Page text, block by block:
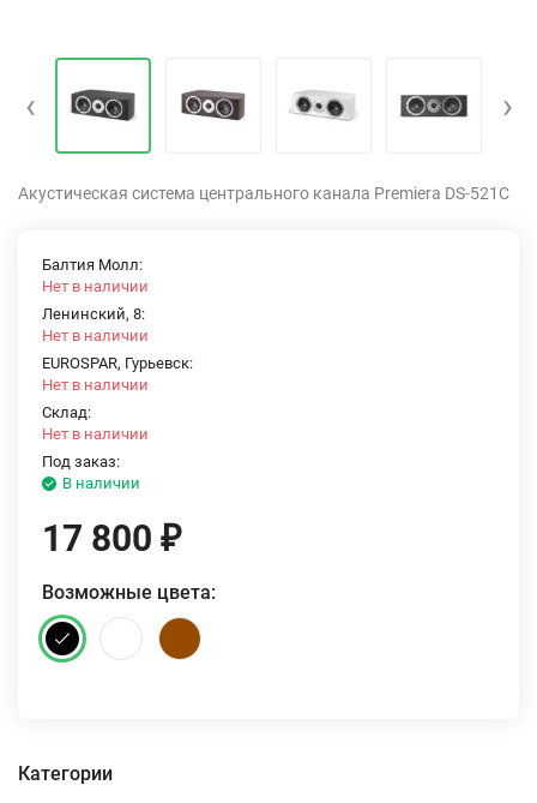
‹ ›
Акустическая система центрального канала Premiera DS-521C
Балтия Молл:
Нет в наличии
Ленинский, 8:
Нет в наличии
EUROSPAR, Гурьевск:
Нет в наличии
Склад:
Нет в наличии
Под заказ:
В наличии
17 800 ₽
Возможные цвета:
Категории